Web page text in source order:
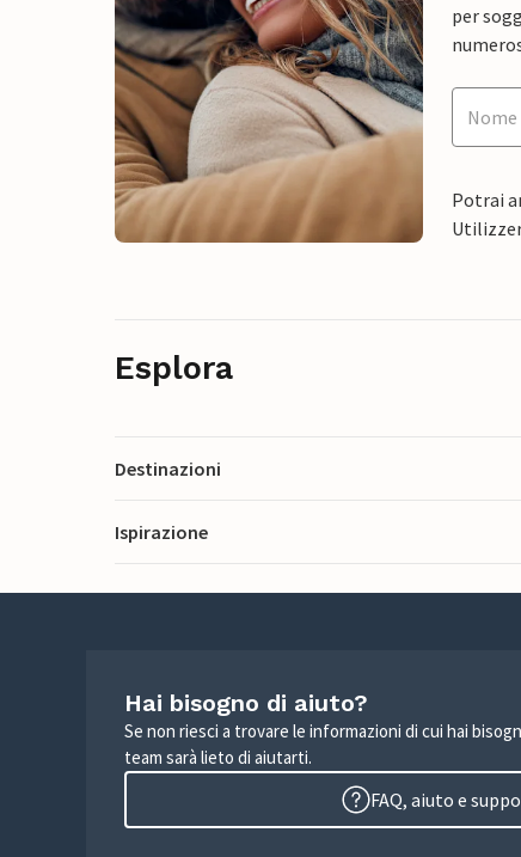
per
Potrai
Esplora
Destinazioni
Ispirazione
Hai bisogno di aiuto?
Se non riesci a trovare le informazioni di cui hai
team sarà lieto di aiutarti.
FAQ, aiuto e